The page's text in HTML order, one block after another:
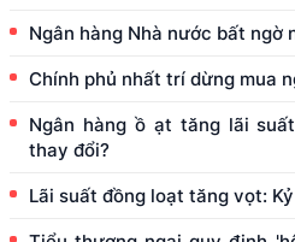
Ngân hàng Nhà nước bất ngờ
Chính phủ nhất trí dừng mua
Ngân hàng ồ ạt tăng lãi
thay đổi?
Lãi suất đồng loạt tăng vọt: